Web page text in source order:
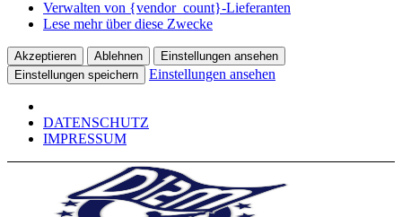
Verwalten von {vendor_count}-Lieferanten
Lese mehr über diese Zwecke
Akzeptieren Ablehnen
Einstellungen ansehen
Einstellungen speichern
Einstellungen ansehen
DATENSCHUTZ
IMPRESSUM